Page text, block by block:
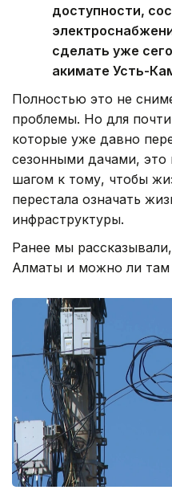
доступности,
сделать уже
акимате Усть-
Полностью это не
проблемы. Но для
которые уже давно
сезонными дачами,
шагом к тому, чтобы
перестала означать
инфраструктуры.
Ранее мы
Алматы и можно ли